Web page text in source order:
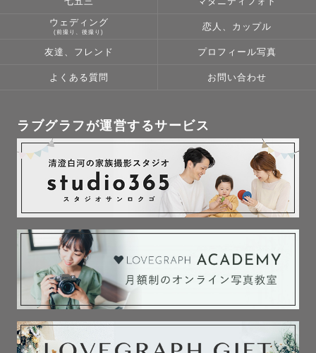
ウェディング
(前撮り、後撮り)
恋人、カップル
友達、フレンド プロフィール写真
よくある質問 お問い合わせ
ラブグラフが運営するサービス